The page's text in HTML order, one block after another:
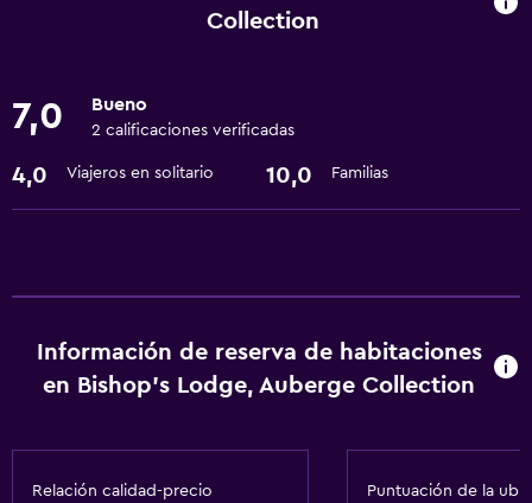
Snowboard
Paseo en moto de nieve
Nevera
Cafetera
Accesibilidad y adecuación
Collection
7,0 Bueno
2 calificaciones verificadas
4,0 Viajeros en solitario 10,0 Familias
Información de reserva de habitaciones
en Bishop's Lodge, Auberge Collection
Relación calidad-precio Puntuación de la